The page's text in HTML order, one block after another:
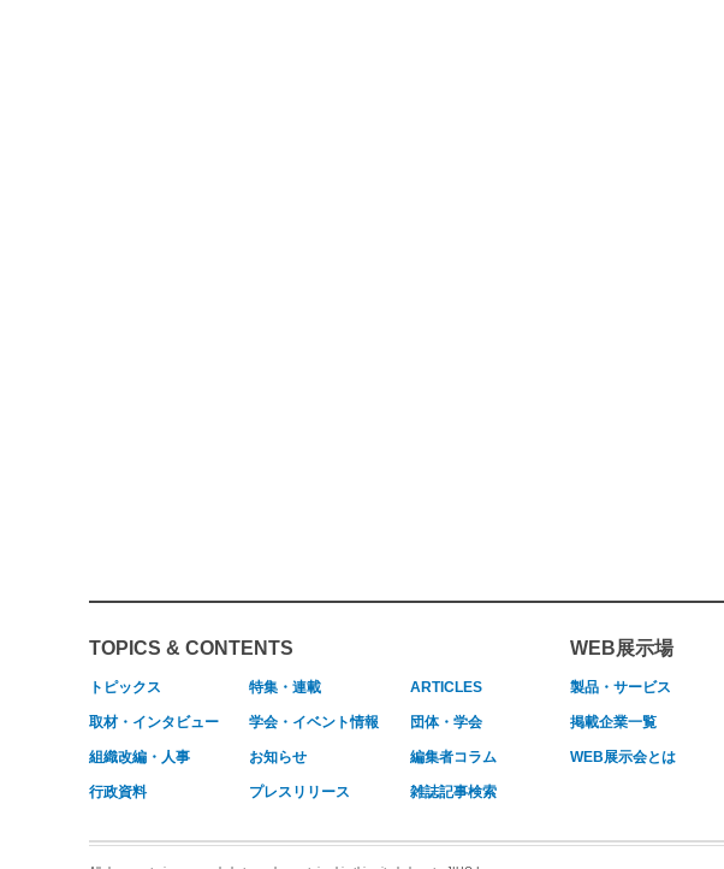
TOPICS & CONTENTS
トピックス 特集・連載 ARTICLES
取材・インタビュー 学会・イベント情報 団体・学会
組織改編・人事 お知らせ 編集者コラム
行政資料 プレスリリース 雑誌記事検索
WEB展示場
製品・サービス
掲載企業一覧
WEB展示会とは